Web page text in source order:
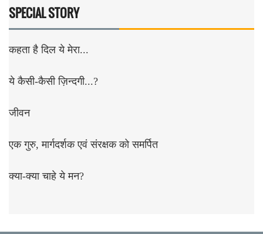
SPECIAL STORY
कहता है दिल ये मेरा...
ये कैसी-कैसी ज़िन्दगी...?
जीवन
एक गुरु, मार्गदर्शक एवं संरक्षक को समर्पित
क्या-क्या चाहे ये मन?